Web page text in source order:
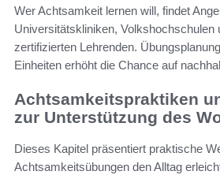
Wer Achtsamkeit lernen will, findet
Universitätskliniken, Volkshochschulen
zertifizierten Lehrenden.
Einheiten erhöht die Chance auf
Achtsamkeitspraktiken
zur Unterstützung des
Dieses Kapitel präsentiert praktische
Achtsamkeitsübungen den Alltag